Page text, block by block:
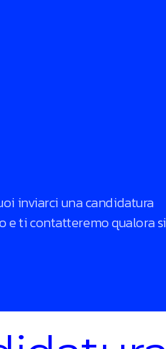
inviarci una candidatura
e ti contatteremo qualora si